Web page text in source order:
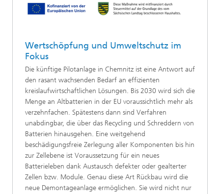
Wertschöpfung und Umweltschutz im
Fokus
Die künftige Pilotanlage in Chemnitz ist eine Antwort auf
den rasant wachsenden Bedarf an effizienten
kreislaufwirtschaftlichen Lösungen. Bis 2030 wird sich die
Menge an Altbatterien in der EU voraussichtlich mehr als
verzehnfachen. Spätestens dann sind Verfahren
unabdingbar, die über das Recycling und Schreddern von
Batterien hinausgehen. Eine weitgehend
beschädigungsfreie Zerlegung aller Komponenten bis hin
zur Zellebene ist Voraussetzung für ein neues
Batterieleben dank Austausch defekter oder gealterter
Zellen bzw. Module. Genau diese Art Rückbau wird die
neue Demontageanlage ermöglichen. Sie wird nicht nur